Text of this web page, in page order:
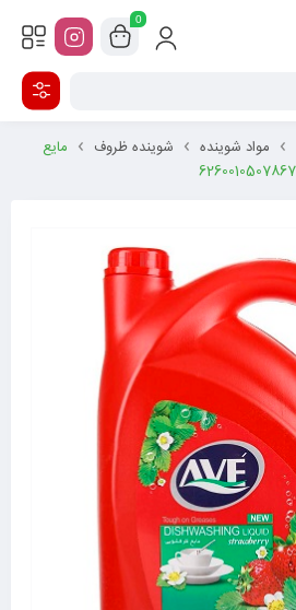
0
مواد شوینده شوینده ظروف
مایع